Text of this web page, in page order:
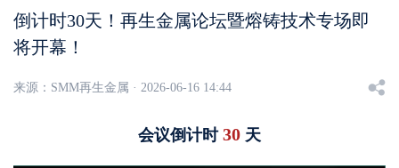
倒计时30天！再生金属论坛暨熔铸技术专场即
将开幕！
来源： SMM再生金属 · 2026-06-16 14:44
会议倒计时30 天